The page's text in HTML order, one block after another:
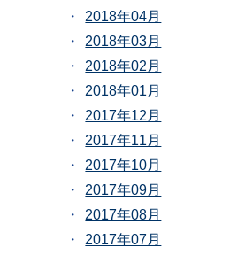
2018年04月
2018年03月
2018年02月
2018年01月
2017年12月
2017年11月
2017年10月
2017年09月
2017年08月
2017年07月